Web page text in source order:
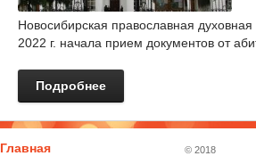
Новосибирская православная
2022 г. начала прием документов от
Подробнее
Главная
© 2018